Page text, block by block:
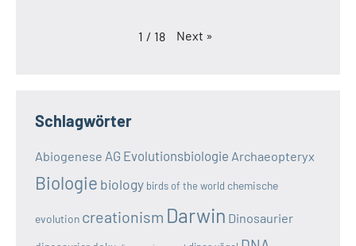
1 / 18 Next »
Schlagwörter
Abiogenese AG Evolutionsbiologie Archaeopteryx
Biologie biology birds of the world chemische
evolution creationism Darwin Dinosaurier